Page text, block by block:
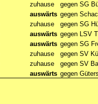
zuhause
gegen SG
auswärts gegen
zuhause
gegen SG
auswärts gegen LSV
auswärts gegen SG
zuhause
gegen SV
zuhause
gegen SV
auswärts gegen